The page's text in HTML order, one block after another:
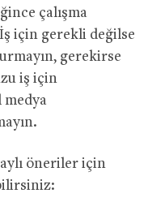
çalışma
İş için gerekli değilse
gerekirse
iş için
medya
öneriler için